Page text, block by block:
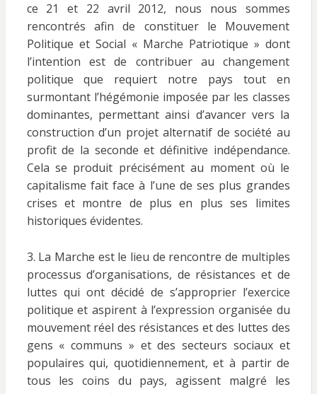
ce 21 et 22 avril 2012, nous nous sommes
rencontrés afin de constituer le Mouvement
Politique et Social « Marche Patriotique » dont
l’intention est de contribuer au changement
politique que requiert notre pays tout en
surmontant l’hégémonie imposée par les classes
dominantes, permettant ainsi d’avancer vers la
construction d’un projet alternatif de société au
profit de la seconde et définitive indépendance.
Cela se produit précisément au moment où le
capitalisme fait face à l’une de ses plus grandes
crises et montre de plus en plus ses limites
historiques évidentes.
3. La Marche est le lieu de rencontre de multiples
processus d’organisations, de résistances et de
luttes qui ont décidé de s’approprier l’exercice
politique et aspirent à l’expression organisée du
mouvement réel des résistances et des luttes des
gens « communs » et des secteurs sociaux et
populaires qui, quotidiennement, et à partir de
tous les coins du pays, agissent malgré les